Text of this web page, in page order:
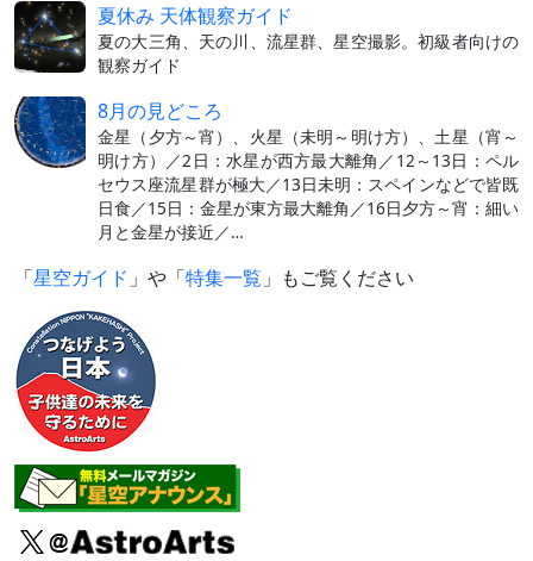
夏休み 天体観察ガイド
夏の大三角、天の川、流星群、星空撮影。初級者向けの
観察ガイド
8月の見どころ
金星（夕方～宵）、火星（未明～明け方）、土星（宵～
明け方）／2日：水星が西方最大離角／12～13日：ペル
セウス座流星群が極大／13日未明：スペインなどで皆既
日食／15日：金星が東方最大離角／16日夕方～宵：細い
月と金星が接近／…
「星空ガイド 」や「特集一覧 」もご覧ください